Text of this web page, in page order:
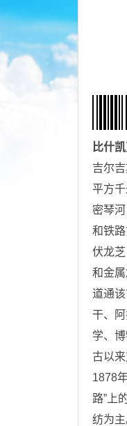
比什
吉尔
平方
密琴
和铁
伏龙
和金
道通
干、
学、
古以
1878
路”上
纺为